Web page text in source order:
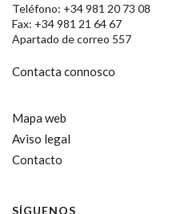
Teléfono: +34 981 20 73 08
Fax: +34 981 21 64 67
Apartado de correo 557
Contacta connosco
Mapa web
Aviso legal
Contacto
SÍGUENOS